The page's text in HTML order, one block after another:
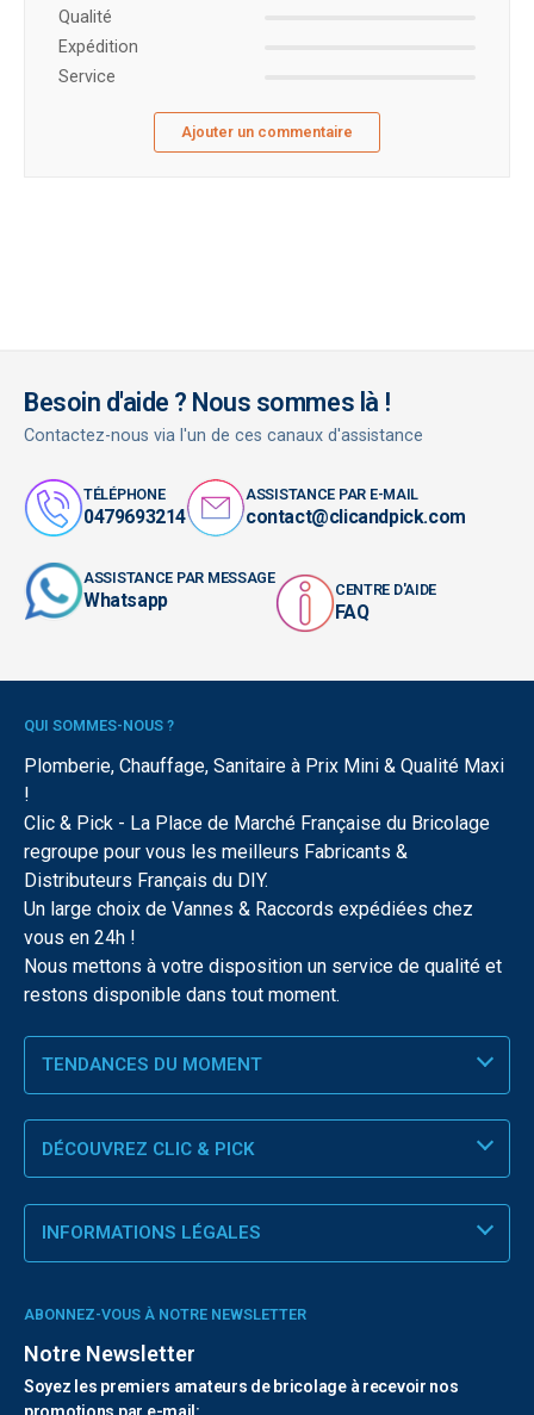
Qualité
Expédition
Service
Ajouter un commentaire
Besoin d'aide ? Nous sommes là !
Contactez-nous via l'un de ces canaux d'assistance
TÉLÉPHONE
0479693214
ASSISTANCE PAR E-MAIL
contact@clicandpick.com
ASSISTANCE PAR MESSAGE
Whatsapp CENTRE D'AIDE
FAQ
QUI SOMMES-NOUS ?
Plomberie, Chauffage, Sanitaire à Prix Mini & Qualité Maxi
!
Clic & Pick - La Place de Marché Française du Bricolage
regroupe pour vous les meilleurs Fabricants &
Distributeurs Français du DIY.
Un large choix de Vannes & Raccords expédiées chez
vous en 24h !
Nous mettons à votre disposition un service de qualité et
restons disponible dans tout moment.
TENDANCES DU MOMENT
DÉCOUVREZ CLIC & PICK
INFORMATIONS LÉGALES
ABONNEZ-VOUS À NOTRE NEWSLETTER
Notre Newsletter
Soyez les premiers amateurs de bricolage à recevoir nos
promotions par e-mail: